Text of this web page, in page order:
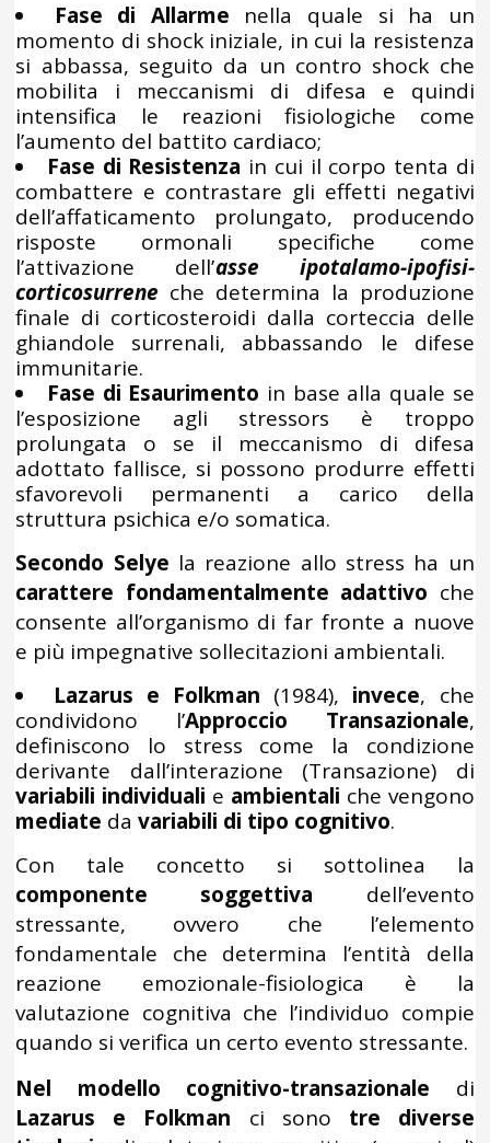
Fase di Allarme nella quale si ha un
momento di shock iniziale, in cui la resistenza
si abbassa, seguito da un contro shock che
mobilita i meccanismi di difesa e quindi
intensifica le reazioni fisiologiche come
l’aumento del battito cardiaco;
Fase di Resistenza in cui il corpo tenta di
combattere e contrastare gli effetti negativi
dell’affaticamento prolungato, producendo
risposte ormonali specifiche come
l’attivazione dell’asse ipotalamo-ipofisi-
corticosurrene che determina la produzione
finale di corticosteroidi dalla corteccia delle
ghiandole surrenali, abbassando le difese
immunitarie.
Fase di Esaurimento in base alla quale se
l’esposizione agli stressors è troppo
prolungata o se il meccanismo di difesa
adottato fallisce, si possono produrre effetti
sfavorevoli permanenti a carico della
struttura psichica e/o somatica.
Secondo Selye la reazione allo stress ha un
carattere fondamentalmente adattivo che
consente all’organismo di far fronte a nuove
e più impegnative sollecitazioni ambientali.
Lazarus e Folkman (1984), invece, che
condividono l’Approccio Transazionale,
definiscono lo stress come la condizione
derivante dall’interazione (Transazione) di
variabili individuali e ambientali che vengono
mediate davariabili di tipo cognitivo.
Con tale concetto si sottolinea la
componente soggettiva dell’evento
stressante, ovvero che l’elemento
fondamentale che determina l’entità della
reazione emozionale-fisiologica è la
valutazione cognitiva che l’individuo compie
quando si verifica un certo evento stressante.
Nel modello cognitivo-transazionale di
Lazarus e Folkman ci sono tre diverse